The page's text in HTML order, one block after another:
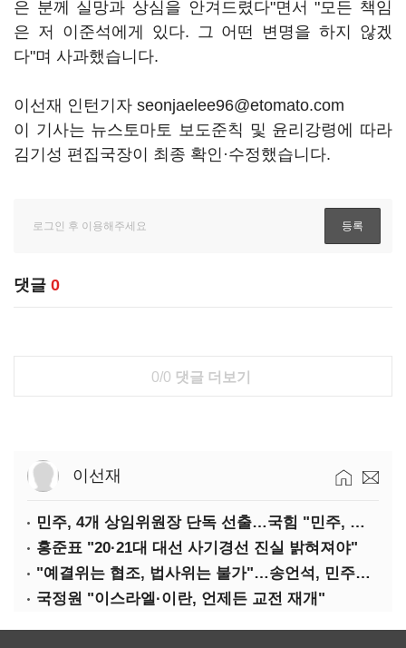
은 분께 실망과 상심을 안겨드렸다"면서 "모든 책임
은 저 이준석에게 있다. 그 어떤 변명을 하지 않겠
다"며 사과했습니다.
이선재 인턴기자 seonjaelee96@etomato.com
이 기사는 뉴스토마토 보도준칙 및 윤리강령에 따라
김기성 편집국장이 최종 확인·수정했습니다.
댓글 0
0/0 댓글 더보기
이선재
민주, 4개 상임위원장 단독 선출…국힘 "민주, 협치 무너뜨려"
홍준표 "20·21대 대선 사기경선 진실 밝혀져야"
"예결위는 협조, 법사위는 불가"…송언석, 민주당 압박
국정원 "이스라엘·이란, 언제든 교전 재개"